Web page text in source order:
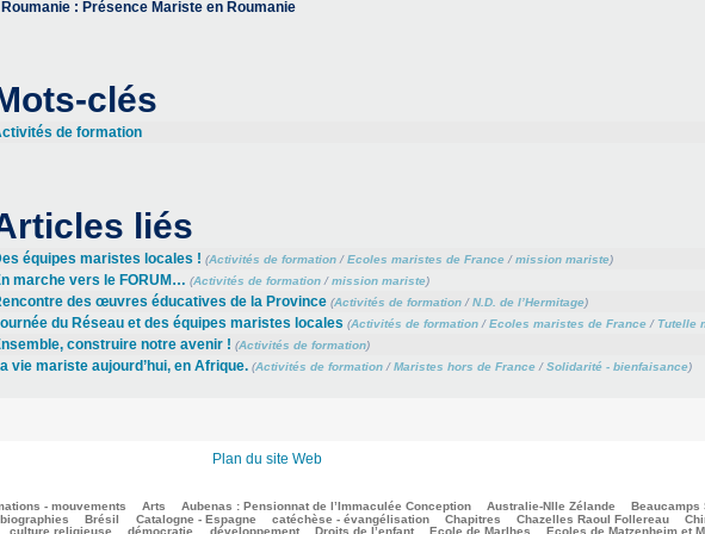
Roumanie : Présence Mariste en Roumanie
clés
de formation
liés
équipes maristes locales ! (Activités de formation/Ecoles maristes de France/mission mariste)
marche vers le FORUM… (Activités de formation/mission mariste)
des œuvres éducatives de la Province (Activités de formation/N.D. de l’Hermitage)
du Réseau et des équipes maristes locales (Activités de formation/Ecoles maristes de France/ Tutelle
construire notre avenir ! (Activités de formation)
vie mariste aujourd’hui, en Afrique. (Activités de formation/Maristes hors de France/Solidarité - bienfaisance)
Plan du site Web
- mouvements Arts Aubenas : Pensionnat de l’Immaculée Conception Australie-Nlle Zélande Beaucamps
biographies Brésil Catalogne - Espagne catéchèse - évangélisation Chapitres Chazelles Raoul Follereau
culture religieuse démocratie développement Droits de l’enfant Ecole de Marlhes Ecoles de Matzenheim et